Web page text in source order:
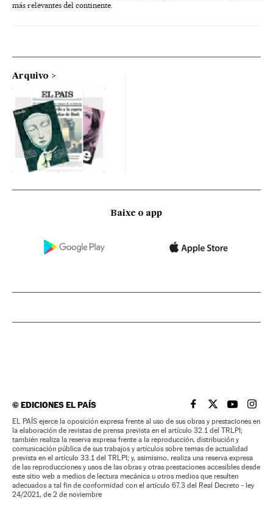
más relevantes del continente.
Arquivo
Baixe o app
©EDICIONES EL PAÍS EL PAÍS BRASIL EN
EL PAÍSEL PAÍS
EL
EL PAÍS ejerce la oposición expresa frente al uso de sus obras y prestaciones en
la elaboración de revistas de prensa prevista en el artículo 32.1 del TRLPI;
también realiza la reserva expresa frente a la reproducción, distribución y
comunicación pública de sus trabajos y artículos sobre temas de actualidad
prevista en el artículo 33.1 del TRLPI; y, asimismo, realiza una reserva expresa
de las reproducciones y usos de las obras y otras prestaciones accesibles desde
este sitio web a medios de lectura mecánica u otros medios que resulten
adecuados a tal fin de conformidad con el artículo 67.3 del Real Decreto - ley
24/2021, de 2 de noviembre